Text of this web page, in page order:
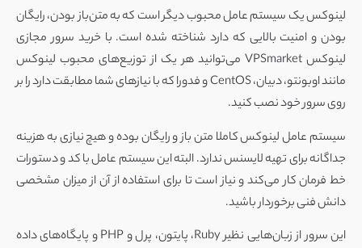
لینوکس یک سیستم عامل محبوب دیگر است که به متن‌باز بودن، رایگان
بودن و امنیت بالایی که دارد شناخته شده است. با خرید سرور مجازی
لینوکس VPSmarket می‌توانید هر یک از توزیع‌های محبوب لینوکس
مانند اوبونتو، دبیان، CentOS و فدورا که با نیازهای شما مطابقت دارد را بر
روی سرور خود نصب کنید.
سیستم عامل لینوکس کاملا متن باز و رایگان بوده و هیچ نیازی به هزینه
جداگانه برای تهیه لایسنس ندارد. البته این سیستم عامل با کد و دستورات
خط فرمان کار می‌کند و نیاز است تا برای استفاده از آن از میزان مشخصی
دانش فنی برخوردار باشید.
این سرور از زبان‌هایی نظیر Ruby، پایتون، پرل و PHP و پایگاه‌های داده